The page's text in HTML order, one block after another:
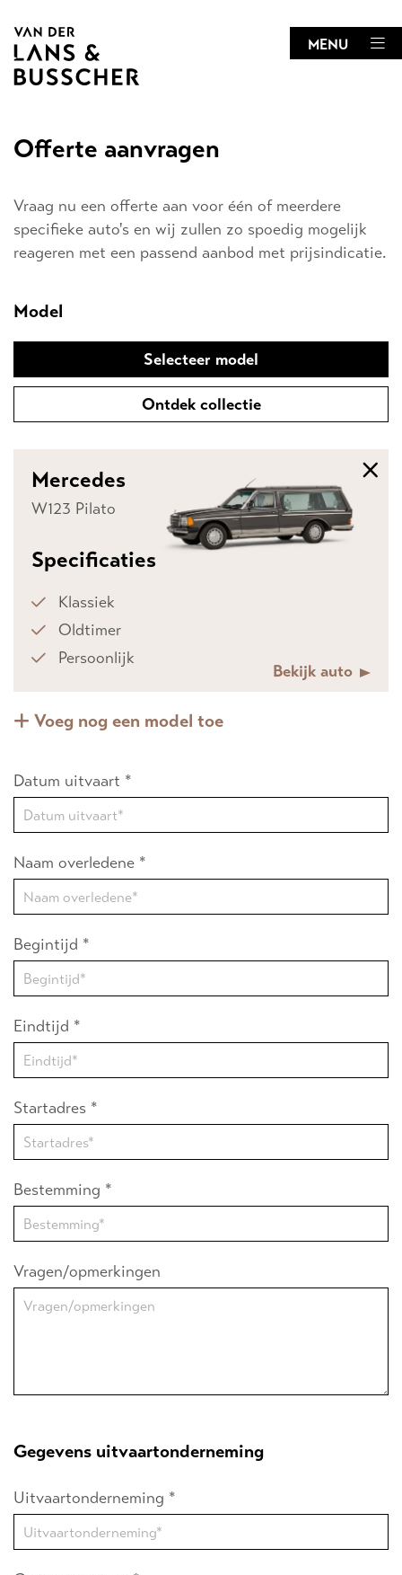
MENU
Offerte aanvragen
Vraag nu een offerte aan voor één of meerdere
specifieke auto's en wij zullen zo spoedig mogelijk
reageren met een passend aanbod met prijsindicatie.
Model
Selecteer model
Ontdek collectie
Mercedes
W123 Pilato
Specificaties
Klassiek
Oldtimer
Persoonlijk
Bekijk auto
Voeg nog een model toe
Datum uitvaart *
Naam overledene *
Begintijd *
Eindtijd *
Startadres *
Bestemming *
Vragen/opmerkingen
Gegevens uitvaartonderneming
Uitvaartonderneming *